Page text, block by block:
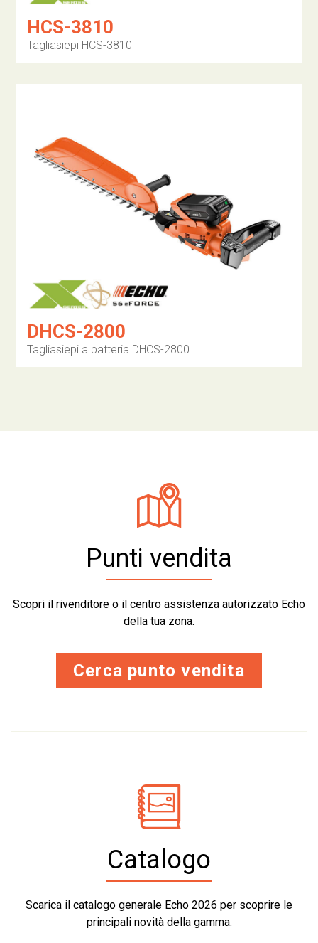
HCS-3810
Tagliasiepi HCS-3810
DHCS-2800
Tagliasiepi a batteria DHCS-2800
Punti vendita
Scopri il rivenditore o il centro assistenza autorizzato Echo
della tua zona.
Cerca punto vendita
Catalogo
Scarica il catalogo generale Echo 2026 per scoprire le
principali novità della gamma.